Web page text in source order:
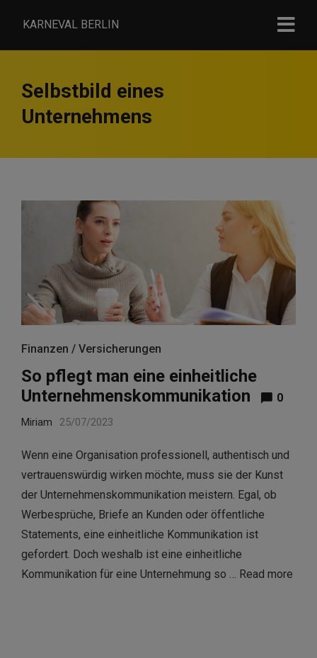
KARNEVAL BERLIN
Selbstbild eines
Unternehmens
Finanzen / Versicherungen
So pflegt man eine einheitliche
Unternehmenskommunikation
0
Miriam 25/07/2023
Wenn eine Organisation professionell, authentisch und
vertrauenswürdig wirken möchte, muss sie der Kunst
der Unternehmenskommunikation meistern. Egal, ob
Werbesprüche, Briefe an Kunden oder öffentliche
Statements, eine einheitliche Kommunikation ist
gefordert. Doch weshalb ist eine einheitliche
Kommunikation für eine Unternehmung so … Read more